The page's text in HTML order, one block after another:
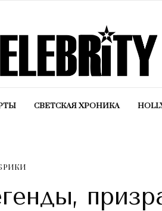
СВЕТСКАЯ ХРОНИКА